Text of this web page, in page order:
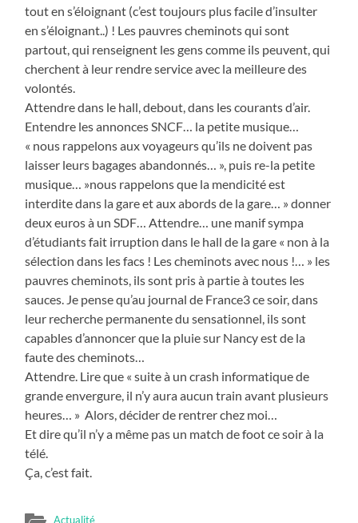
tout en s’éloignant (c’est toujours plus facile d’insulter
en s’éloignant..) ! Les pauvres cheminots qui sont
partout, qui renseignent les gens comme ils peuvent, qui
cherchent à leur rendre service avec la meilleure des
volontés.
Attendre dans le hall, debout, dans les courants d’air.
Entendre les annonces SNCF… la petite musique…
« nous rappelons aux voyageurs qu’ils ne doivent pas
laisser leurs bagages abandonnés… », puis re-la petite
musique… »nous rappelons que la mendicité est
interdite dans la gare et aux abords de la gare… » donner
deux euros à un SDF… Attendre… une manif sympa
d’étudiants fait irruption dans le hall de la gare « non à la
sélection dans les facs ! Les cheminots avec nous !… » les
pauvres cheminots, ils sont pris à partie à toutes les
sauces. Je pense qu’au journal de France3 ce soir, dans
leur recherche permanente du sensationnel, ils sont
capables d’annoncer que la pluie sur Nancy est de la
faute des cheminots…
Attendre. Lire que « suite à un crash informatique de
grande envergure, il n’y aura aucun train avant plusieurs
heures… » Alors, décider de rentrer chez moi…
Et dire qu’il n’y a même pas un match de foot ce soir à la
télé.
Ça, c’est fait.
Actualité